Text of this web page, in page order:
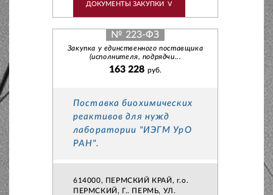
ДОКУМЕНТЫ ЗАКУПКИ V
№ 223-ФЗ
Закупка у единственного поставщика
(исполнителя, подрядчи...
163 228 руб.
Поставка биохимических
реактивов для нужд
лаборатории "ИЭГМ УрО
РАН".
614000, ПЕРМСКИЙ КРАЙ, г.о.
ПЕРМСКИЙ, Г.. ПЕРМЬ, УЛ.